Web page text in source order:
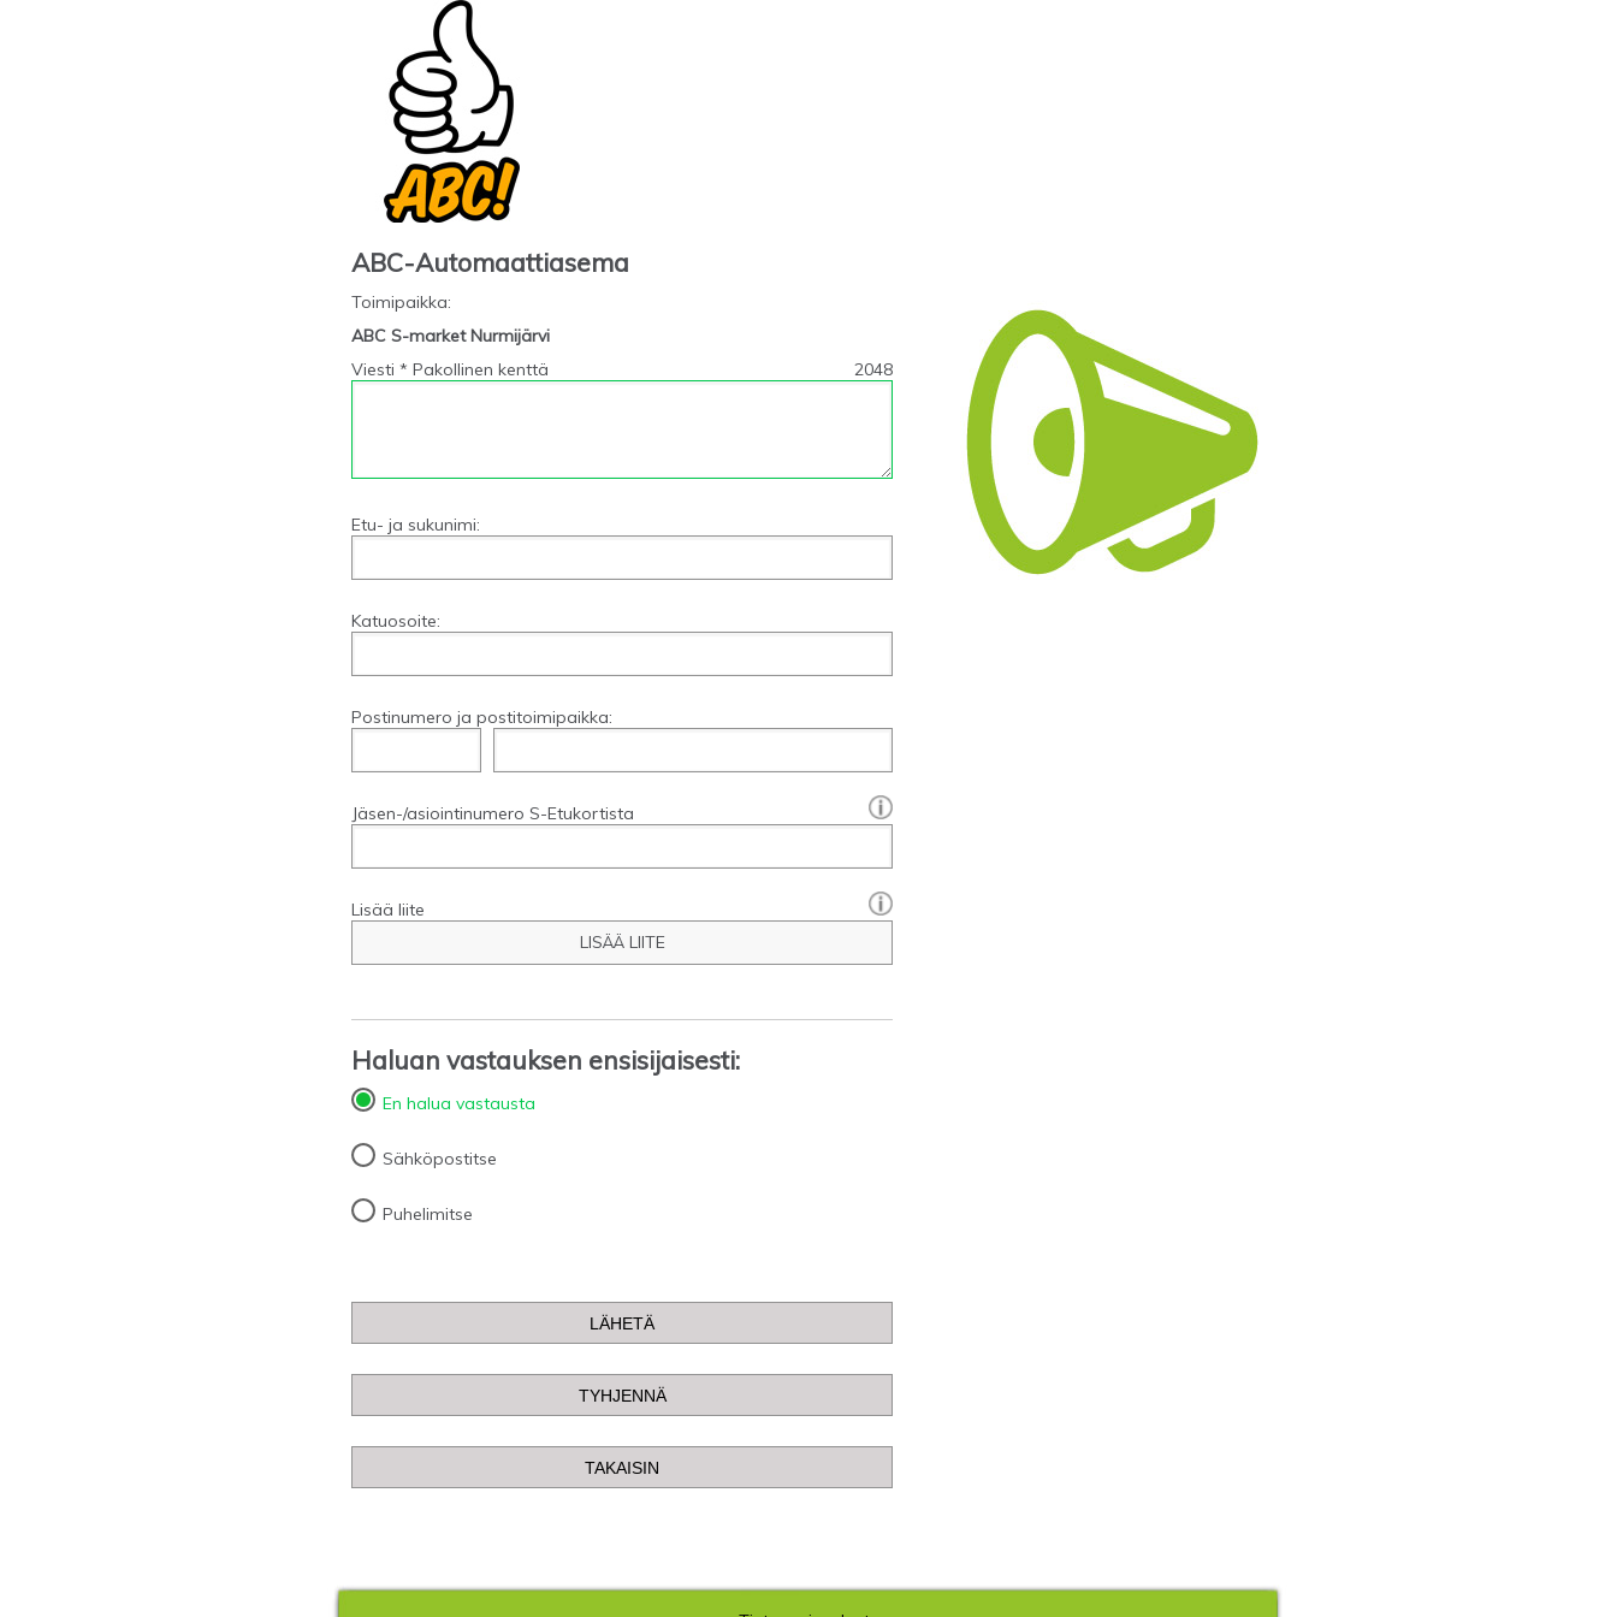
ABC-Automaattiasema
Toimipaikka:
ABC S-market Nurmijärvi
Viesti * Pakollinen kenttä
2048
Etu- ja sukunimi:
Katuosoite:
Postinumero ja postitoimipaikka:
Jäsen-/asiointinumero S-Etukortista
Lisää liite
LISÄÄ LIITE
Haluan vastauksen ensisijaisesti:
En halua vastausta
Sähköpostitse
Puhelimitse